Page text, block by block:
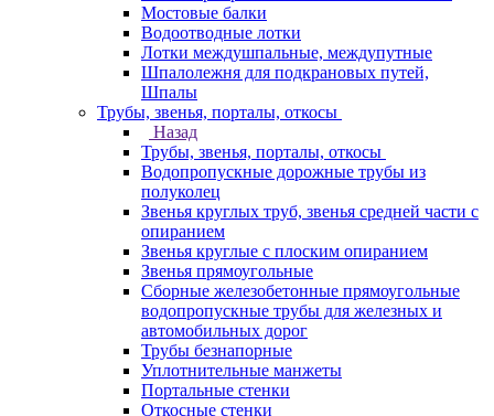
Мостовые балки
Водоотводные лотки
Лотки междушпальные, междупутные
Шпалолежня для подкрановых путей,
Шпалы
Трубы, звенья, порталы, откосы
Назад
Трубы, звенья, порталы, откосы
Водопропускные дорожные трубы из
полуколец
Звенья круглых труб, звенья средней части с
опиранием
Звенья круглые с плоским опиранием
Звенья прямоугольные
Сборные железобетонные прямоугольные
водопропускные трубы для железных и
автомобильных дорог
Трубы безнапорные
Уплотнительные манжеты
Портальные стенки
Откосные стенки